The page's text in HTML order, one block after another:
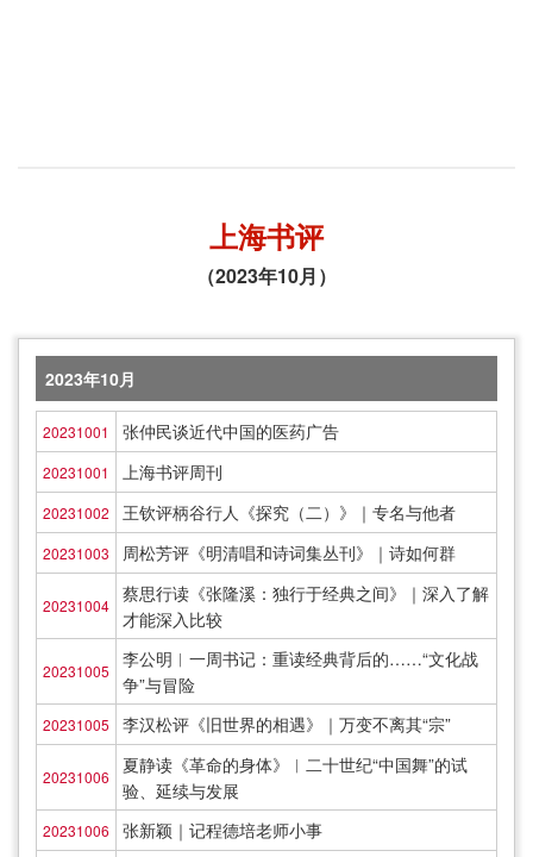
上海书评
（2023年10月）
2023年10月
20231001 张仲民谈近代中国的医药广告
20231001 上海书评周刊
20231002 王钦评柄谷行人《探究（二）》｜专名与他者
20231003 周松芳评《明清唱和诗词集丛刊》｜诗如何群
20231004
蔡思行读《张隆溪：独行于经典之间》｜深入了解
才能深入比较
20231005
李公明︱一周书记：重读经典背后的……“文化战
争”与冒险
20231005 李汉松评《旧世界的相遇》｜万变不离其“宗”
20231006
夏静读《革命的身体》︱二十世纪“中国舞”的试
验、延续与发展
20231006 张新颖｜记程德培老师小事